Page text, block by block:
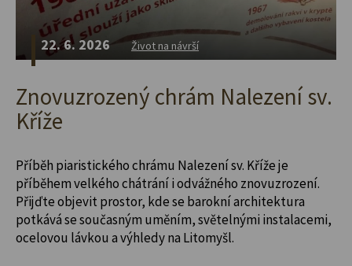
22. 6. 2026 Život na návrší
Znovuzrozený chrám Nalezení sv.
Kříže
Příběh piaristického chrámu Nalezení sv. Kříže je
příběhem velkého chátrání i odvážného znovuzrození.
Přijďte objevit prostor, kde se barokní architektura
potkává se současným uměním, světelnými instalacemi,
ocelovou lávkou a výhledy na Litomyšl.